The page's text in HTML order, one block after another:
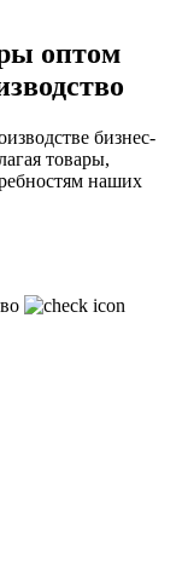
оптом
бизнес-
товары,
наших